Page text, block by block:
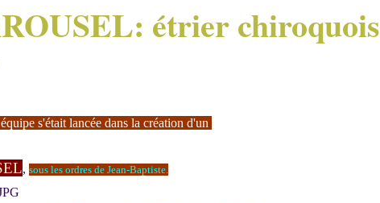
étrier chiroquois
s'était lancée dans la création d'un
, sous les ordres de Jean-Baptiste.